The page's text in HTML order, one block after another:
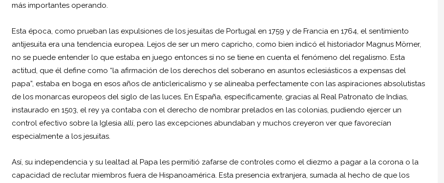
más importantes operando.
Esta época, como prueban las expulsiones de los jesuitas de Portugal en 1759 y de Francia en 1764, el sentimiento
antijesuita era una tendencia europea. Lejos de ser un mero capricho, como bien indicó el historiador Magnus Mörner,
no se puede entender lo que estaba en juego entonces si no se tiene en cuenta el fenómeno del regalismo. Esta
actitud, que él define como “la afirmación de los derechos del soberano en asuntos eclesiásticos a expensas del
papa”, estaba en boga en esos años de anticlericalismo y se alineaba perfectamente con las aspiraciones absolutistas
de los monarcas europeos del siglo de las luces. En España, específicamente, gracias al Real Patronato de Indias,
instaurado en 1503, el rey ya contaba con el derecho de nombrar prelados en las colonias, pudiendo ejercer un
control efectivo sobre la Iglesia allí, pero las excepciones abundaban y muchos creyeron ver que favorecían
especialmente a los jesuitas.
Así, su independencia y su lealtad al Papa les permitió zafarse de controles como el diezmo a pagar a la corona o la
capacidad de reclutar miembros fuera de Hispanoamérica. Esta presencia extranjera, sumada al hecho de que los